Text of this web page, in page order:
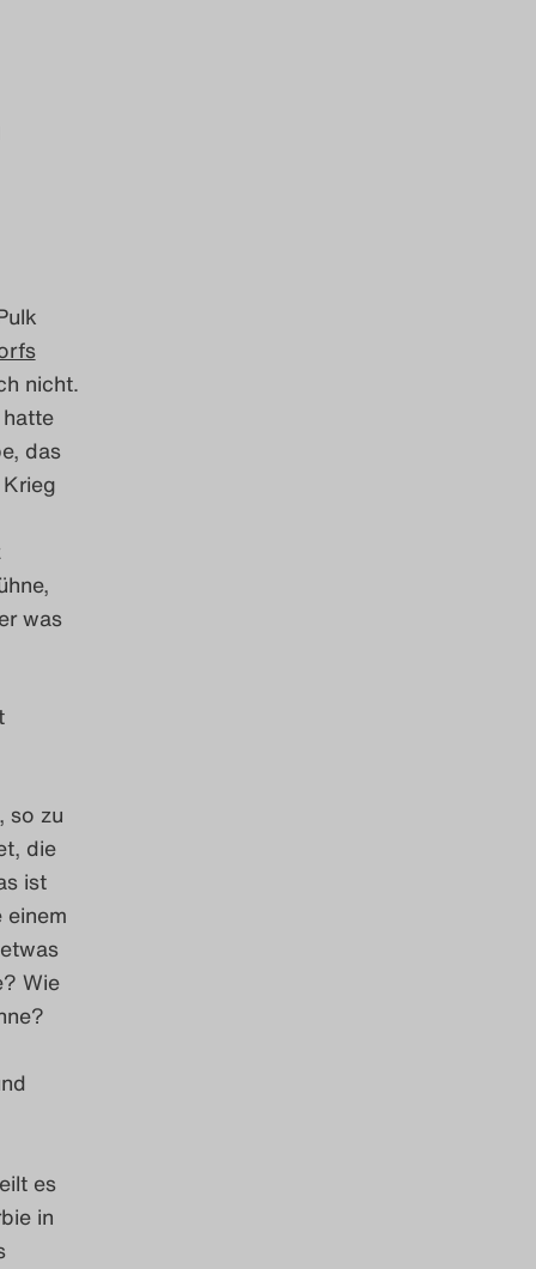
nicht.
das
was
so zu
die
ist
einem
Wie
es
in